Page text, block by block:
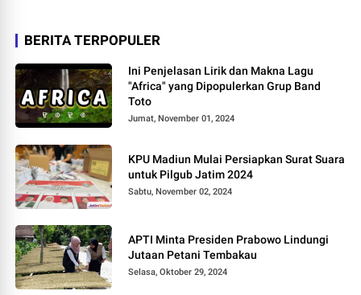
BERITA TERPOPULER
Ini Penjelasan Lirik dan Makna Lagu
"Africa" yang Dipopulerkan Grup Band
Toto
Jumat, November 01, 2024
KPU Madiun Mulai Persiapkan Surat Suara
untuk Pilgub Jatim 2024
Sabtu, November 02, 2024
APTI Minta Presiden Prabowo Lindungi
Jutaan Petani Tembakau
Selasa, Oktober 29, 2024